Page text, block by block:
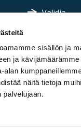
sisällön ja
ja
alan
näitä tietoja
palvelujaan.
F
t
e
r
Validia